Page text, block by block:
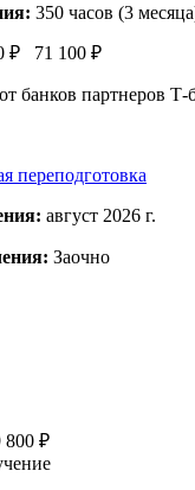
350 часов (3
₽ 71 100 ₽
от банков партнеров
переподготовка
август 2026 г.
Заочно
800 ₽